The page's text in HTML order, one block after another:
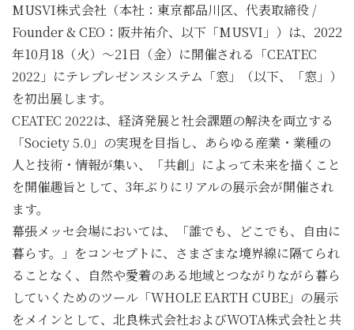
MUSVI株式会社（本社：東京都品川区、代表取締役 /
Founder & CEO：阪井祐介、以下「MUSVI」）は、2022
年10月18（火）〜21日（金）に開催される「CEATEC
2022」にテレプレゼンスシステム「窓」（以下、「窓」）
を初出展します。
CEATEC 2022は、経済発展と社会課題の解決を両立する
「Society 5.0」の実現を目指し、あらゆる産業・業種の
人と技術・情報が集い、「共創」によって未来を描くこと
を開催趣旨として、3年ぶりにリアルの展示会が開催され
ます。
幕張メッセ会場においては、「誰でも、どこでも、自由に
暮らす。」をコンセプトに、さまざまな境界線に隔てられ
ることなく、自然や愛着のある地域とつながりながら暮ら
していくためのツール「WHOLE EARTH CUBE」の展示
をメインとして、北良株式会社およびWOTA株式会社と共